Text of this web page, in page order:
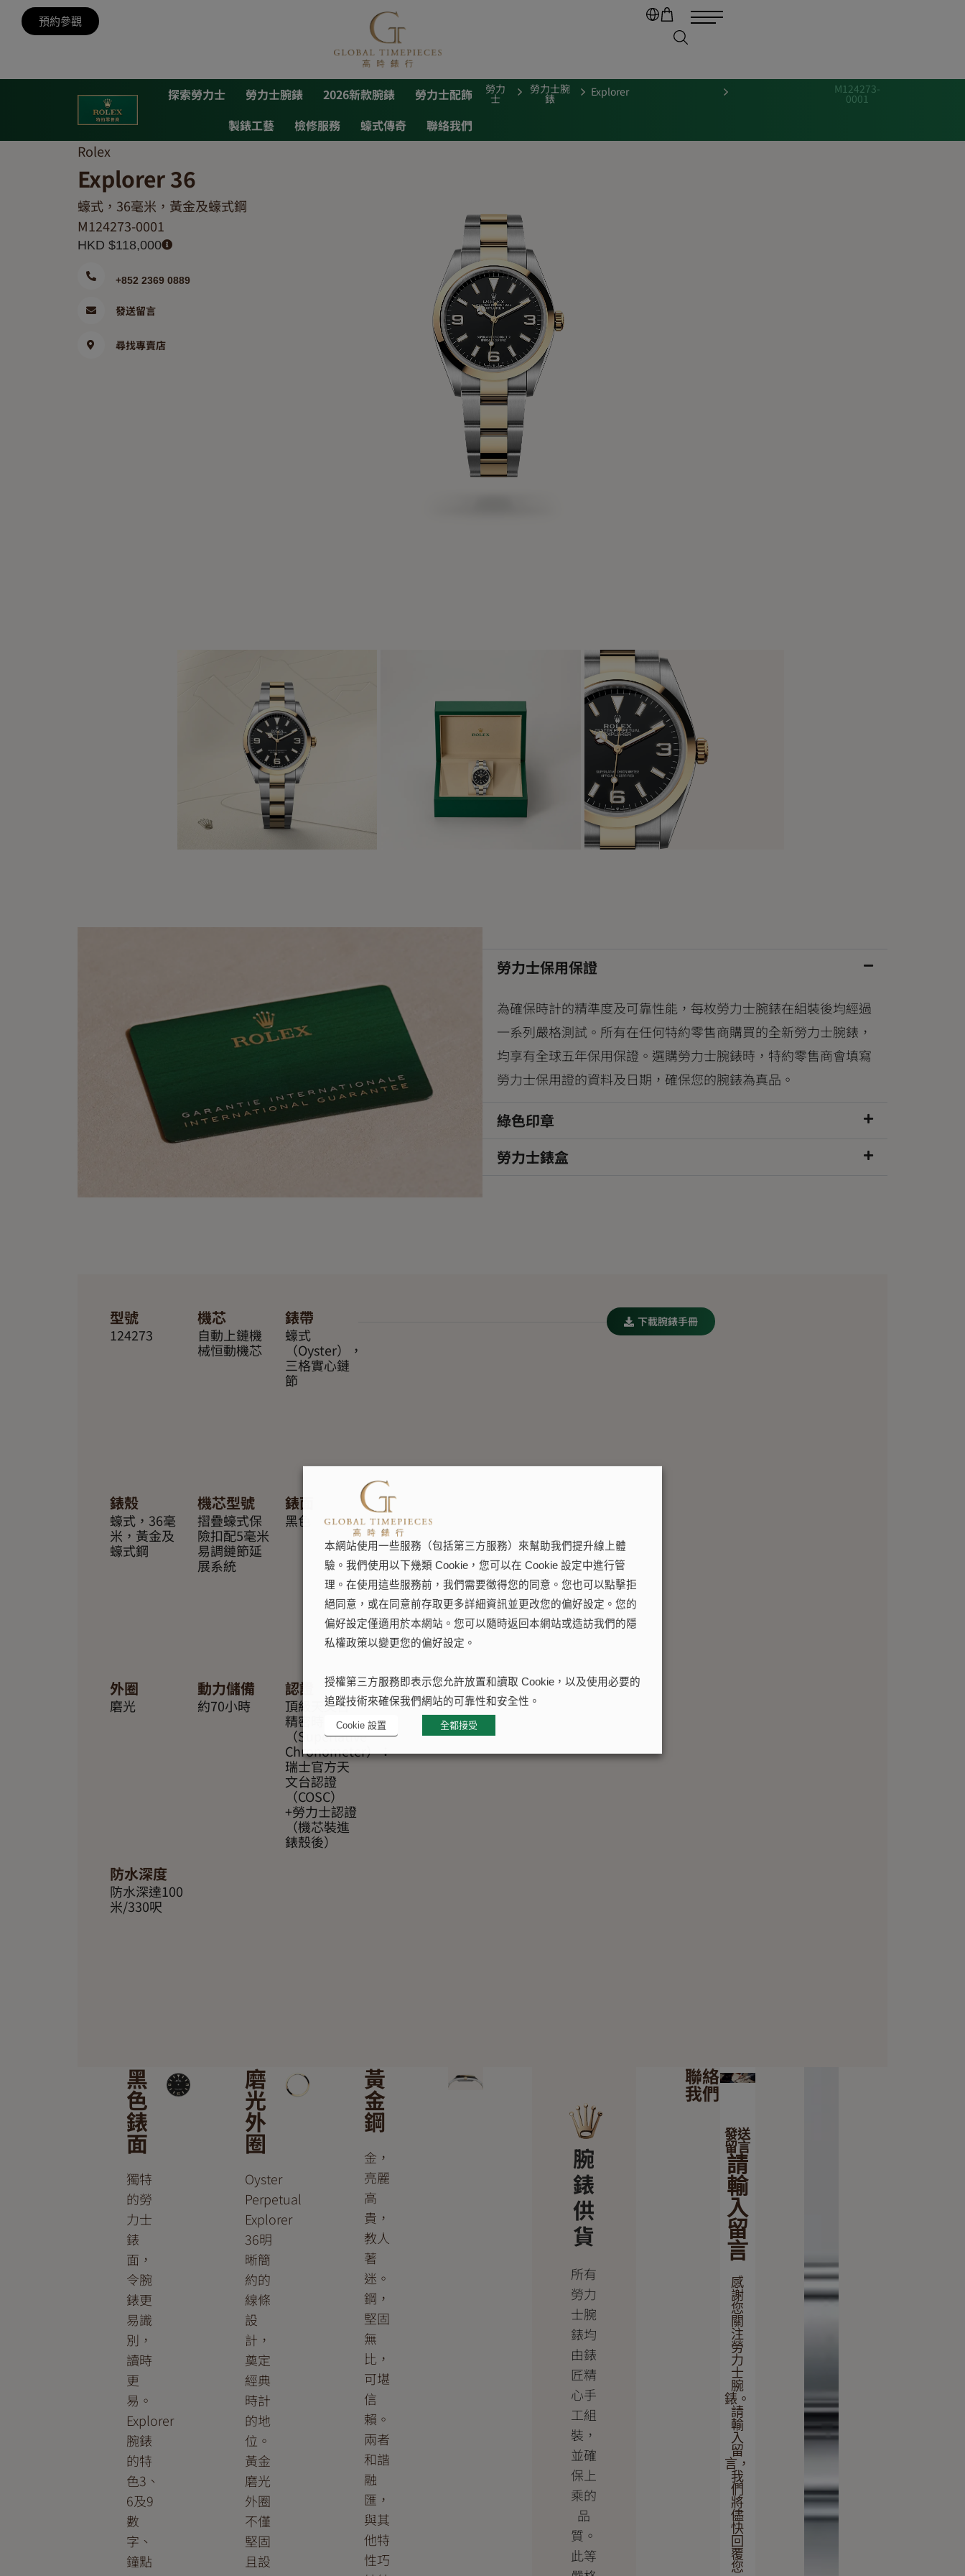
預約參觀
探索勞力士 勞力士腕錶 2026新款腕錶
勞力士配飾
製錶工藝
檢修服務 蠔式傳奇 聯絡我們
勞力
士
勞力士腕
錶
Explorer M124273-
0001
Rolex
Explorer 36
蠔式，36毫米，黃金及蠔式鋼
M124273-0001
HKD $118,000
+852 2369 0889
發送留言
尋找專賣店
勞力士保用保證
為確保時計的精準度及可靠性能，每枚勞力士腕錶在組裝後均經過
一系列嚴格測試。所有在任何特約零售商購買的全新勞力士腕錶，
均享有全球五年保用保證。選購勞力士腕錶時，特約零售商會填寫
勞力士保用證的資料及日期，確保您的腕錶為真品。
綠色印章
勞力士錶盒
型號
124273
機芯
自動上鏈機
械恒動機芯
錶帶
蠔式
（Oyster），
三格實心鏈
節
錶殼
蠔式，36毫
米，黃金及
蠔式鋼
機芯型號
摺疊蠔式保
險扣配5毫米
易調鏈節延
展系統
錶面
黑色
外圈
磨光
動力儲備
約70小時
認證
頂級天文台
精密時計
（Superlative
Chronometer）：
瑞士官方天
文台認證
（COSC）
+勞力士認證
（機芯裝進
錶殼後）
防水深度
防水深達100
米/330呎
下載腕錶手冊
黑
色
錶
面
獨特
的勞
力士
錶
面，
令腕
錶更
易識
別，
讀時
更
易。
Explorer
腕錶
的特
色3、
6及9
數
字、
鐘點
磨
光
外
圈
Oyster
Perpetual
Explorer
36明
晰簡
約的
線條
設
計，
奠定
經典
時計
的地
位。
黃金
磨光
外圈
不僅
堅固
且設
黃
金
鋼
金，
亮麗
高
貴，
教人
著
迷。
鋼，
堅固
無
比，
可堪
信
賴。
兩者
和諧
融
匯，
與其
他特
性巧
腕
錶
供
貨
所有
勞力
士腕
錶均
由錶
匠精
心手
工組
裝，
並確
保上
乘的
品
質。
此等
聯絡
我們
發送
留言
請
輸
入
留
言
感
謝
您
關
注
勞
力
士
腕
錶。
請
輸
入
留
言，
我
們
將
儘
快
回
覆
您
本網站使用一些服務（包括第三方服務）來幫助我們提升線上體
驗。我們使用以下幾類 Cookie，您可以在 Cookie 設定中進行管
理。在使用這些服務前，我們需要徵得您的同意。您也可以點擊拒
絕同意，或在同意前存取更多詳細資訊並更改您的偏好設定。您的
偏好設定僅適用於本網站。您可以隨時返回本網站或造訪我們的隱
私權政策以變更您的偏好設定。
授權第三方服務即表示您允許放置和讀取 Cookie，以及使用必要的
追蹤技術來確保我們網站的可靠性和安全性。
Cookie 設置 全都接受